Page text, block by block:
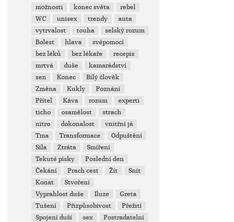
možnosti
konec světa
rebel
WC
unisex trendy
auta
vytrvalost
touha
selský rozum
Bolest
hlava
svépomocí
bez léků
bez lékaře
recepis
mrtvá
duše
kamarádství
sen
Konec
Bílý člověk
Změna
Kukly
Poznání
Přítel
Káva rozum
experti
ticho
osamělost
strach
nitro
dokonalost
vnitřní já
Tma
Transformace
Odpuštění
Síla
Ztráta
Smíření
Tekuté písky
Poslední den
Čekání
Prach cest Žít
Snít
Konat
Stvoření
Vyprahlost duše
Iluze
Greta
Tušení
Přizpůsobivost
Přežití
Spojení duší
sex
Postradatelní